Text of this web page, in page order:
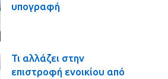
υπογραφή
Τι αλλάζει στην
επιστροφή ενοικίου από